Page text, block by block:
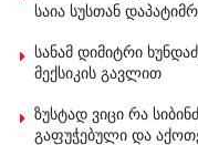
საია სუსთან
სანამ დიმიტრი
მექსიკის გავლით
ზუსტად ვიცი რა
გაფუჭებული და